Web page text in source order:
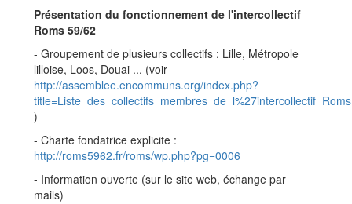
Présentation du fonctionnement de l'intercollectif
Roms 59/62
- Groupement de plusieurs collectifs : Lille, Métropole
lilloise, Loos, Douai ... (voir
http://assemblee.encommuns.org/index.php?
)
- Charte fondatrice explicite :
http://roms5962.fr/roms/wp.php?pg=0006
- Information ouverte (sur le site web, échange par
mails)